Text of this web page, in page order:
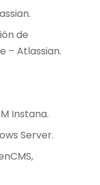
de
– Atlassian.
Instana.
Server.